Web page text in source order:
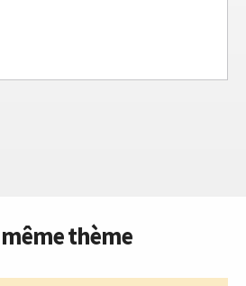
thème